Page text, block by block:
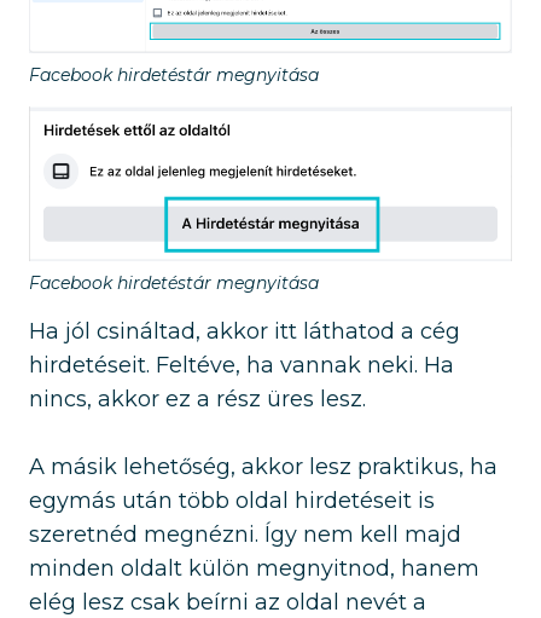
Facebook hirdetéstár megnyitása
Facebook hirdetéstár megnyitása
Ha jól csináltad, akkor itt láthatod a cég
hirdetéseit. Feltéve, ha vannak neki. Ha
nincs, akkor ez a rész üres lesz.
A másik lehetőség, akkor lesz praktikus, ha
egymás után több oldal hirdetéseit is
szeretnéd megnézni. Így nem kell majd
minden oldalt külön megnyitnod, hanem
elég lesz csak beírni az oldal nevét a